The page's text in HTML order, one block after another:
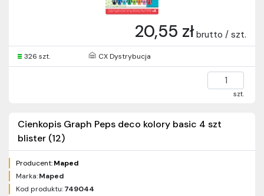
20,55 zł brutto / szt.
326 szt. CX Dystrybucja
szt.
Cienkopis Graph Peps deco kolory basic 4 szt
blister (12)
Producent:Maped
Marka:Maped
Kod produktu:749044